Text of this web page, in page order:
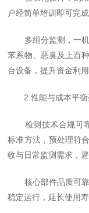
户经简单培训即可完
多组分监测，一机
苯系物、恶臭及上百
台设备，提升资金利用
2.性能与成本平衡
检测技术合规可靠
标准方法，预处理符
收与日常监测需求，
核心部件品质可靠
稳定运行，延长使用